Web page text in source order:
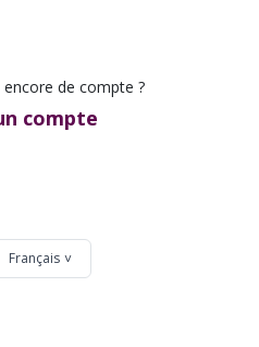
de compte ?
compte
Français